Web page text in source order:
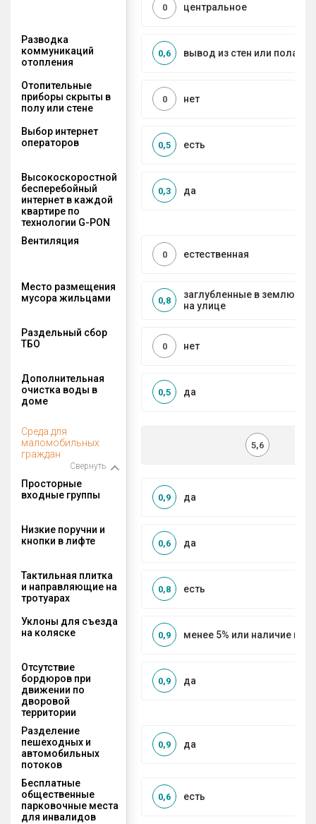
центральное
0
Разводка
коммуникаций
отопления
вывод из стен или пола
0,6
Отопительные
приборы скрыты в
полу или стене
нет
0
Выбор интернет
операторов
есть
0,5
Высокоскоростной
бесперебойный
интернет в каждой
квартире по
технологии G-PON
да
0,3
Вентиляция
естественная
0
Место размещения
мусора жильцами
заглубленные в землю
на улице
0,8
Раздельный сбор
ТБО
нет
0
Дополнительная
очистка воды в
доме
да
0,5
Среда для
маломобильных
граждан
Свернуть
5,6
Просторные
входные группы
да
0,9
Низкие поручни и
кнопки в лифте
да
0,6
Тактильная плитка
и направляющие на
тротуарах
есть
0,8
Уклоны для съезда
на коляске
менее 5% или наличие
0,9
Отсутствие
бордюров при
движении по
дворовой
территории
да
0,9
Разделение
пешеходных и
автомобильных
потоков
да
0,9
Бесплатные
общественные
парковочные места
для инвалидов
есть
0,6